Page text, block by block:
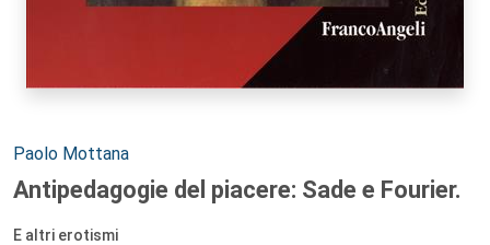
Autori:
Paolo Mottana
Antipedagogie del piacere: Sade e Fourier.
E altri erotismi